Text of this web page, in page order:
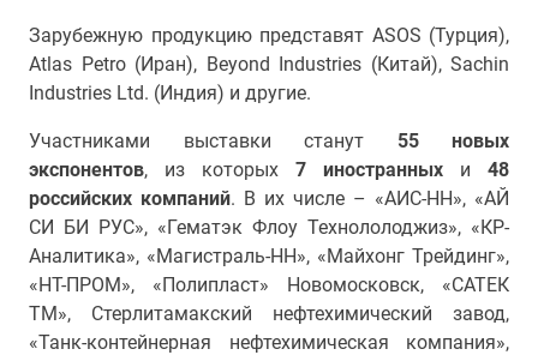
Зарубежную продукцию представят ASOS (Турция),
Atlas Petro(Иран), Beyond Industries (Китай), Sachin
Industries Ltd. (Индия) и другие.
Участниками выставки станут 55 новых
экспонентов, из которых 7 иностранных и 48
российских компаний. В их числе – «АИС-НН», «АЙ
СИ БИ РУС», «Гематэк Флоу Технололоджиз», «КР-
Аналитика», «Магистраль-НН», «Майхонг Трейдинг»,
«НТ-ПРОМ», «Полипласт» Новомосковск, «САТЕК
ТМ», Стерлитамакский нефтехимический завод,
«Танк-контейнерная нефтехимическая компания»,